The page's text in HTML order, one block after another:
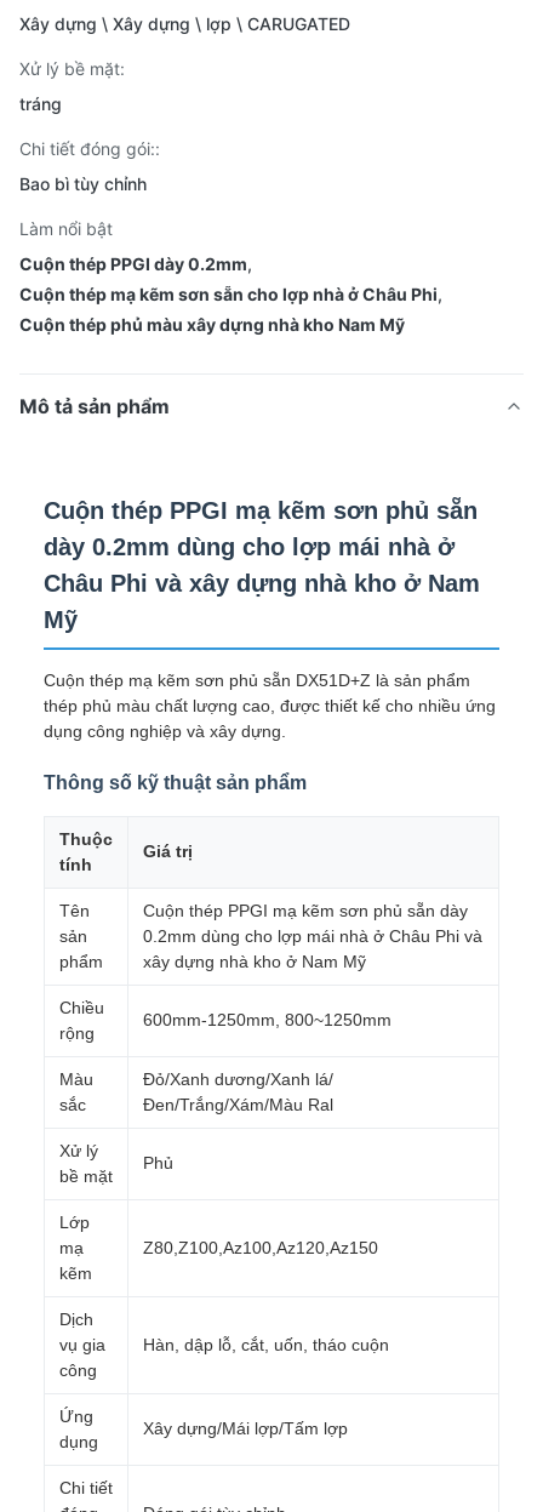
Xây dựng \ Xây dựng \ lợp \ CARUGATED
Xử lý bề mặt:
tráng
Chi tiết đóng gói::
Bao bì tùy chỉnh
Làm nổi bật
Cuộn thép PPGI dày 0.2mm,
Cuộn thép mạ kẽm sơn sẵn cho lợp nhà ở Châu Phi,
Cuộn thép phủ màu xây dựng nhà kho Nam Mỹ
Mô tả sản phẩm
Cuộn thép PPGI mạ kẽm sơn phủ sẵn
dày 0.2mm dùng cho lợp mái nhà ở
Châu Phi và xây dựng nhà kho ở Nam
Mỹ
Cuộn thép mạ kẽm sơn phủ sẵn DX51D+Z là sản phẩm
thép phủ màu chất lượng cao, được thiết kế cho nhiều ứng
dụng công nghiệp và xây dựng.
Thông số kỹ thuật sản phẩm
Thuộc
tính
Giá trị
Tên
sản
phẩm
Cuộn thép PPGI mạ kẽm sơn phủ sẵn dày
0.2mm dùng cho lợp mái nhà ở Châu Phi và
xây dựng nhà kho ở Nam Mỹ
Chiều
rộng
600mm-1250mm, 800~1250mm
Màu
sắc
Đỏ/Xanh dương/Xanh lá/
Đen/Trắng/Xám/Màu Ral
Xử lý
bề mặt
Phủ
Lớp
mạ
kẽm
Z80,Z100,Az100,Az120,Az150
Dịch
vụ gia
công
Hàn, dập lỗ, cắt, uốn, tháo cuộn
Ứng
dụng
Xây dựng/Mái lợp/Tấm lợp
Chi tiết